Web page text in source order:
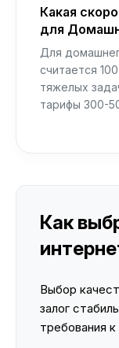
Какая
для
Для
считается
тяжелых
тарифы 300-
Как
Выбор
залог
требования